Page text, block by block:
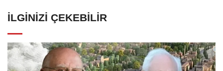
İLGINIZI ÇEKEBILIR